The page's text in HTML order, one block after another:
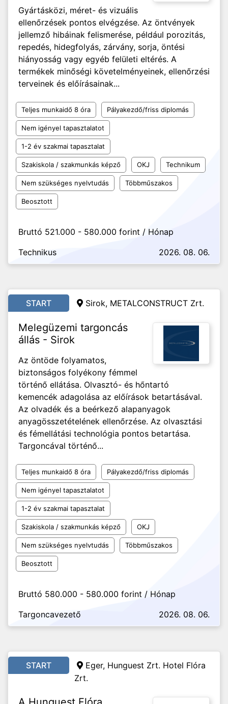
Gyártásközi, méret- és vizuális
ellenőrzések pontos elvégzése. Az öntvények
jellemző hibáinak felismerése, például porozitás,
repedés, hidegfolyás, zárvány, sorja, öntési
hiányosság vagy egyéb felületi eltérés. A
termékek minőségi követelményeinek, ellenőrzési
terveinek és előírásainak...
Teljes munkaidő 8 óra Pályakezdő/friss diplomás
Nem igényel tapasztalatot
1-2 év szakmai tapasztalat
Szakiskola / szakmunkás képző OKJ Technikum
Nem szükséges nyelvtudás Többműszakos
Beosztott
Bruttó 521.000 - 580.000 forint / Hónap
Technikus
2026. 08. 06.
START Sirok, METALCONSTRUCT Zrt.
Melegüzemi targoncás
állás - Sirok
Az öntöde folyamatos,
biztonságos folyékony fémmel
történő ellátása. Olvasztó- és hőntartó
kemencék adagolása az előírások betartásával.
Az olvadék és a beérkező alapanyagok
anyagösszetételének ellenőrzése. Az olvasztási
és fémellátási technológia pontos betartása.
Targoncával történő...
Teljes munkaidő 8 óra Pályakezdő/friss diplomás
Nem igényel tapasztalatot
1-2 év szakmai tapasztalat
Szakiskola / szakmunkás képző OKJ
Nem szükséges nyelvtudás Többműszakos
Beosztott
Bruttó 580.000 - 580.000 forint / Hónap
Targoncavezető
2026. 08. 06.
START
Eger, Hunguest Zrt. Hotel Flóra
Zrt.